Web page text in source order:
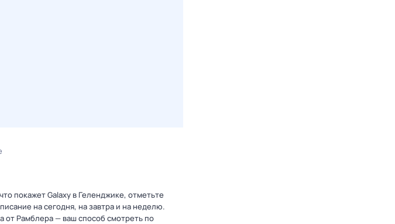
покажет Galaxy в Геленджике, отметьте
на сегодня, на завтра и на неделю.
от Рамблера — ваш способ смотреть по